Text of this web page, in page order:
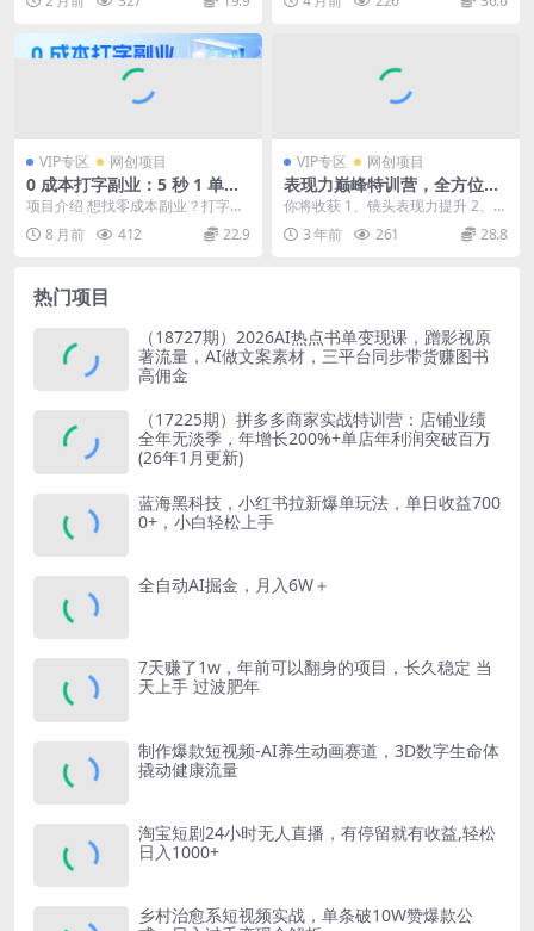
箭班为期三天，...
（更新2026年3月）
盖，毫无保留分享33...
VIP专区 网创项目
0 成本打字副业：5 秒 1 单秒
到账，日入 1000 + 不是梦，
收益无上限！
项目介绍 想找零成本副业？打字赚
钱！5 秒 1 单秒结算，不用技能、
不用人脉，一...
8 月前 412 22.9
VIP专区 网创项目
表现力巅峰特训营，全方位打
造，陪练实操赋能（21节课）
你将收获 1、镜头表现力提升 2、口
播拍摄核心能力 3、个人IP超级表
演力 03...
3 年前 261 28.8
热门项目
（18727期）2026AI热点书单变现课，蹭影视原
著流量，AI做文案素材，三平台同步带货赚图书
高佣金
（17225期）拼多多商家实战特训营：店铺业绩
全年无淡季，年增长200%+单店年利润突破百万
(26年1月更新)
蓝海黑科技，小红书拉新爆单玩法，单日收益700
0+，小白轻松上手
全自动AI掘金，月入6W＋
7天赚了1w，年前可以翻身的项目，长久稳定 当
天上手 过波肥年
制作爆款短视频-AI养生动画赛道，3D数字生命体
撬动健康流量
淘宝短剧24小时无人直播，有停留就有收益,轻松
日入1000+
乡村治愈系短视频实战，单条破10W赞爆款公